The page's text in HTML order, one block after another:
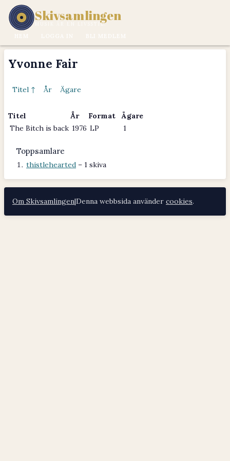
Skivsamlingen
MUSIK ÄR EN LIVSSTIL.
Yvonne Fair
Titel ↑ År Ägare
Titel År Format
Ägare
The Bitch is back 1976 LP 1
Toppsamlare
thistlehearted – 1 skiva
Om Skivsamlingen|Denna webbsida använder cookies.